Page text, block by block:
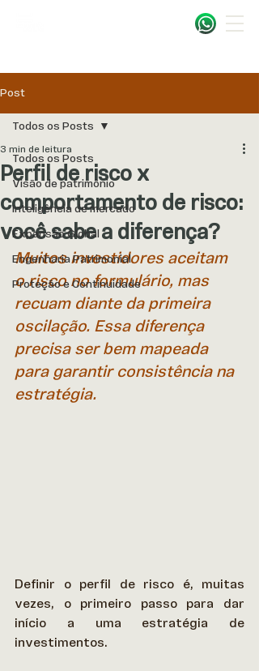
Post
Todos os Posts
Visão de patrimônio
Inteligência de mercado
Expansão Global
Engenharia Patrimonial
Proteção e Continuidade
Todos os Posts
Perfil de risco x
comportamento de risco:
você sabe a diferença?
3 min de leitura
Muitos investidores aceitam
o risco no formulário, mas
recuam diante da primeira
oscilação. Essa diferença
precisa ser bem mapeada
para garantir consistência na
estratégia.
Definir o perfil de risco é, muitas
vezes, o primeiro passo para dar
início a uma estratégia de
investimentos.